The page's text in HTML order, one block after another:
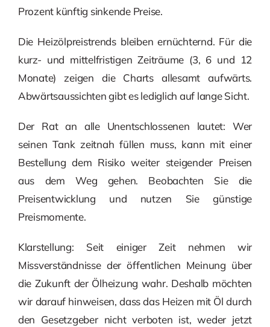
Prozent künftig sinkende Preise.
Die Heizölpreistrends bleiben ernüchternd. Für die
kurz- und mittelfristigen Zeiträume (3, 6 und 12
Monate) zeigen die Charts allesamt aufwärts.
Abwärtsaussichten gibt es lediglich auf lange Sicht.
Der Rat an alle Unentschlossenen lautet: Wer
seinen Tank zeitnah füllen muss, kann mit einer
Bestellung dem Risiko weiter steigender Preisen
aus dem Weg gehen. Beobachten Sie die
Preisentwicklung und nutzen Sie günstige
Preismomente.
Klarstellung: Seit einiger Zeit nehmen wir
Missverständnisse der öffentlichen Meinung über
die Zukunft der Ölheizung wahr. Deshalb möchten
wir darauf hinweisen, dass das Heizen mit Öl durch
den Gesetzgeber nicht verboten ist, weder jetzt